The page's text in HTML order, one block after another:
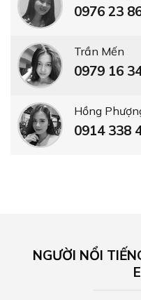
0976 23
Trần Mến
0979 16
Hồng
0914 338
NGƯỜI NỔI